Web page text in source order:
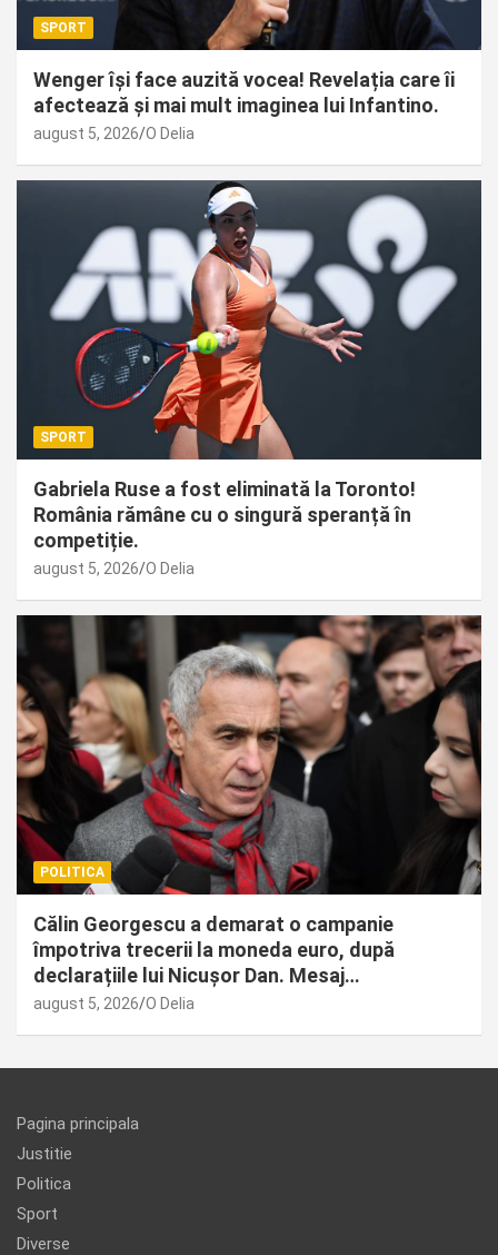
SPORT
Wenger își face auzită vocea! Revelația care îi
afectează și mai mult imaginea lui Infantino.
august 5, 2026 O Delia
SPORT
Gabriela Ruse a fost eliminată la Toronto!
România rămâne cu o singură speranță în
competiție.
august 5, 2026 O Delia
POLITICA
Călin Georgescu a demarat o campanie
împotriva trecerii la moneda euro, după
declarațiile lui Nicușor Dan. Mesaj…
august 5, 2026 O Delia
Pagina principala
Justitie
Politica
Sport
Diverse